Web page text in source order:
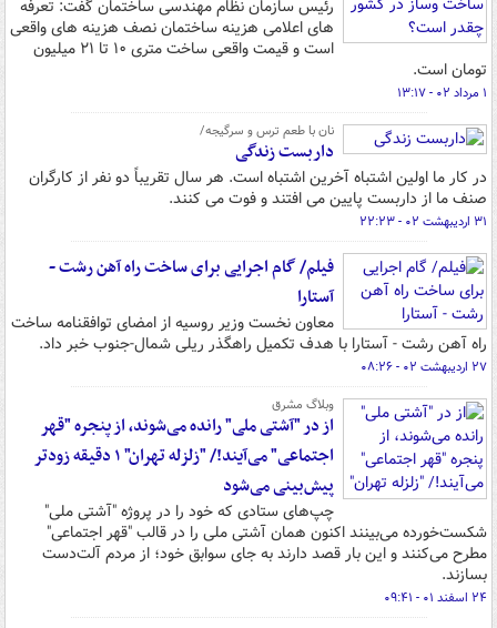
رئیس سازمان نظام مهندسی ساختمان گفت: تعرفه
های اعلامی هزینه ساختمان نصف هزینه های واقعی
است و قیمت واقعی ساخت متری ۱۰ تا ۲۱ میلیون
تومان است.
۱ مرداد ۰۲ - ۱۳:۱۷
نان با طعم ترس و سرگیجه/
داربست زندگی
در کار ما اولین اشتباه آخرین اشتباه است. هر سال تقریباً دو نفر از کارگران
صنف ما از داربست پایین می افتند و فوت می کنند.
۳۱ اردیبهشت ۰۲ - ۲۲:۲۳
فیلم/ گام اجرایی برای ساخت راه آهن رشت -
آستارا
معاون نخست وزیر روسیه از امضای توافقنامه ساخت
راه آهن رشت - آستارا با هدف تکمیل راهگذر ریلی شمال-جنوب خبر داد.
۲۷ اردیبهشت ۰۲ - ۰۸:۲۶
وبلاگ مشرق
از در "آشتی ملی" رانده می‌شوند، از پنجره "قهر
اجتماعی" می‌آیند!/ "زلزله تهران" ۱ دقیقه زودتر
پیش‌بینی می‌شود
چپ‌های ستادی که خود را در پروژه "آشتی ملی"
شکست‌خورده می‌بینند اکنون همان آشتی ملی را در قالب "قهر اجتماعی"
مطرح می‌کنند و این بار قصد دارند به جای سوابق خود؛ از مردم آلت‌دست
بسازند.
۲۴ اسفند ۰۱ - ۰۹:۴۱